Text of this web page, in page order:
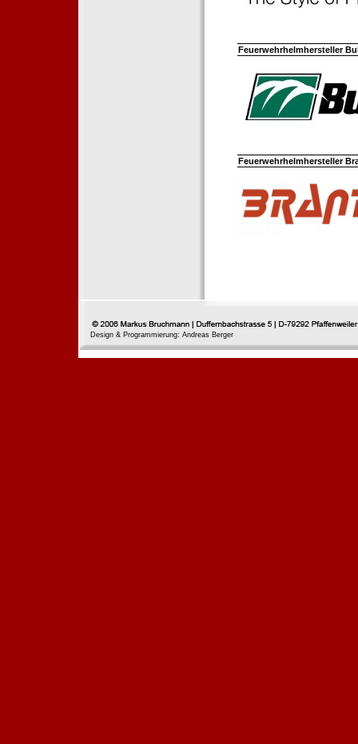
Feuerwehrhelmhersteller
Feuerwehrhelmhersteller
Design & Programmierung: Andreas Berger